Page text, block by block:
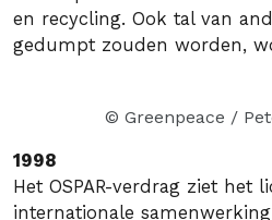
en recycling. Ook tal van
gedumpt zouden worden,
© Greenpeace /
1998
Het OSPAR-verdrag ziet het
internationale